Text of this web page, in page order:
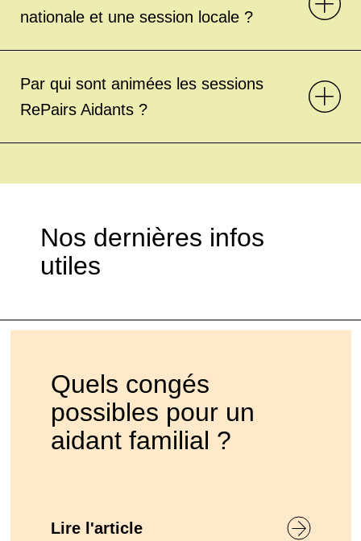
nationale et une session locale ?
Par qui sont animées les sessions
RePairs Aidants ?
Nos dernières infos
utiles
Quels congés
possibles pour un
aidant familial ?
Lire l'article